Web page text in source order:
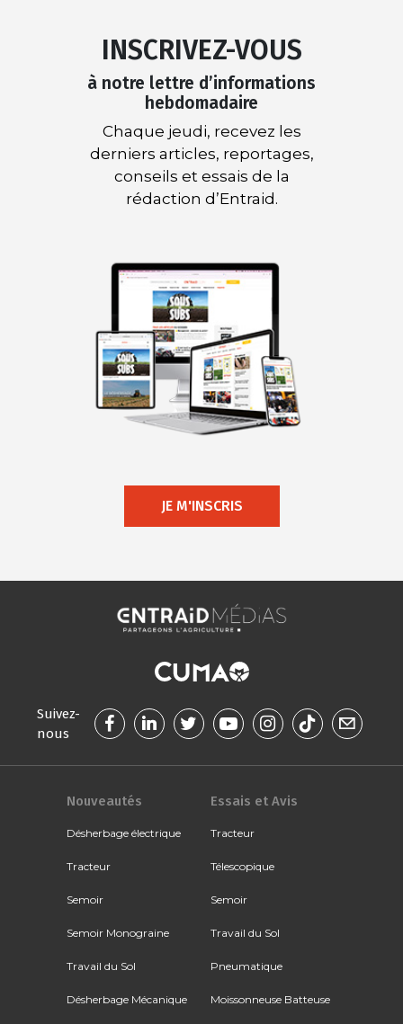
INSCRIVEZ-VOUS
à notre lettre d’informations
hebdomadaire
Chaque jeudi, recevez les
derniers articles, reportages,
conseils et essais de la
rédaction d’Entraid.
JE M'INSCRIS
Suivez-
nous
Nouveautés
Désherbage électrique
Tracteur
Semoir
Semoir Monograine
Travail du Sol
Désherbage Mécanique
Essais et Avis
Tracteur
Télescopique
Semoir
Travail du Sol
Pneumatique
Moissonneuse Batteuse